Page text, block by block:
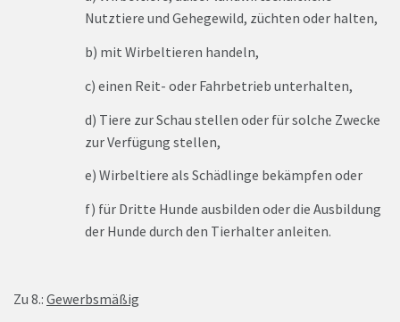
Nutztiere und Gehegewild, züchten oder halten,
b) mit Wirbeltieren handeln,
c) einen Reit- oder Fahrbetrieb unterhalten,
d) Tiere zur Schau stellen oder für solche Zwecke
zur Verfügung stellen,
e) Wirbeltiere als Schädlinge bekämpfen oder
f) für Dritte Hunde ausbilden oder die Ausbildung
der Hunde durch den Tierhalter anleiten.
Zu 8.: Gewerbsmäßig